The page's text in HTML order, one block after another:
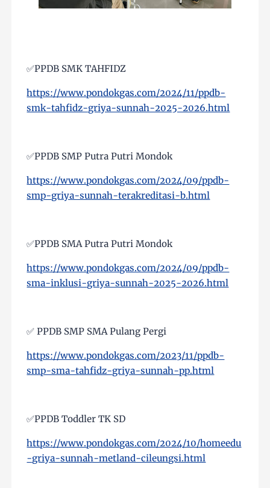
✅PPDB SMK TAHFIDZ
https://www.pondokgas.com/2024/11/ppdb-
smk-tahfidz-griya-sunnah-2025-2026.html
✅PPDB SMP Putra Putri Mondok
https://www.pondokgas.com/2024/09/ppdb-
smp-griya-sunnah-terakreditasi-b.html
✅PPDB SMA Putra Putri Mondok
https://www.pondokgas.com/2024/09/ppdb-
sma-inklusi-griya-sunnah-2025-2026.html
✅ PPDB SMP SMA Pulang Pergi
https://www.pondokgas.com/2023/11/ppdb-
smp-sma-tahfidz-griya-sunnah-pp.html
✅PPDB Toddler TK SD
https://www.pondokgas.com/2024/10/homeedu
-griya-sunnah-metland-cileungsi.html